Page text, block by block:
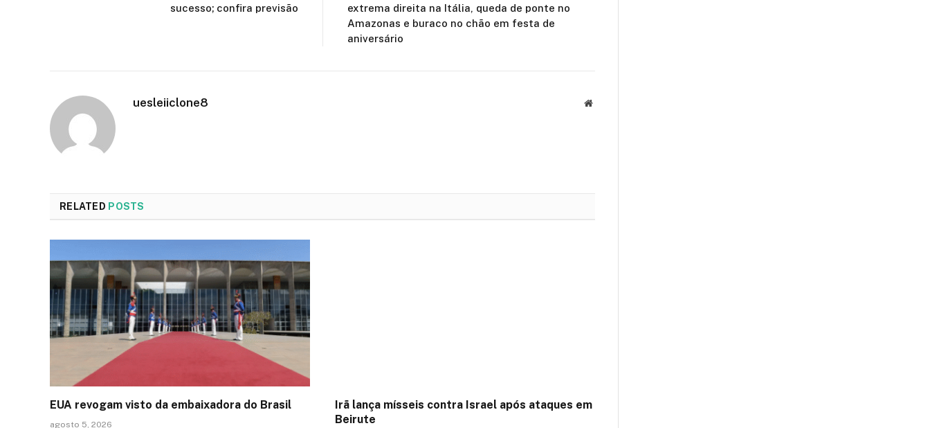
sucesso; confira previsão
extrema direita na Itália, queda de ponte no
Amazonas e buraco no chão em festa de
aniversário
uesleiiclone8 Website
RELATED POSTS
EUA revogam visto da embaixadora do Brasil
agosto 5, 2026
Irã lança mísseis contra Israel após ataques em
Beirute